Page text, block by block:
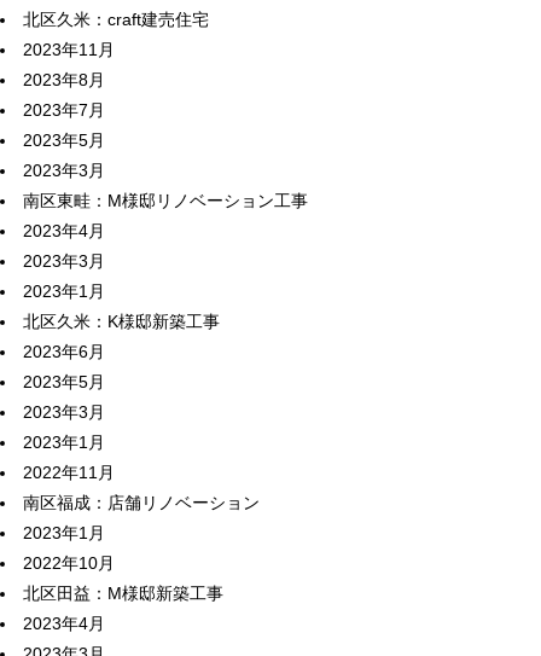
北区久米：craft建売住宅
2023年11月
2023年8月
2023年7月
2023年5月
2023年3月
南区東畦：M様邸リノベーション工事
2023年4月
2023年3月
2023年1月
北区久米：K様邸新築工事
2023年6月
2023年5月
2023年3月
2023年1月
2022年11月
南区福成：店舗リノベーション
2023年1月
2022年10月
北区田益：M様邸新築工事
2023年4月